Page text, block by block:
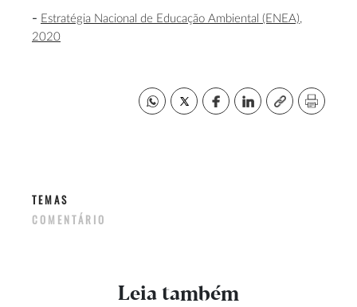
Estratégia Nacional de Educação Ambiental (ENEA),
2020
TEMAS
COMENTÁRIO
Leia também